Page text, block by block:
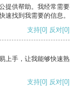
提供帮助。我经常需要
速找到我需要的信息。
支持[0] 反对[0]
上手，让我能够快速熟
支持[0] 反对[0]